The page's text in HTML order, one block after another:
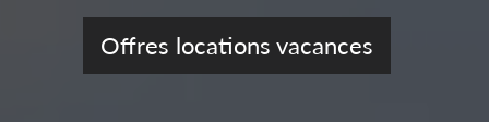
Offres locations vacances